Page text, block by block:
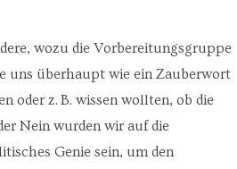
wozu die Vorbereitungsgruppe
uns überhaupt wie ein Zauberwort
oder z. B. wissen wollten, ob die
Nein wurden wir auf die
Genie sein, um den